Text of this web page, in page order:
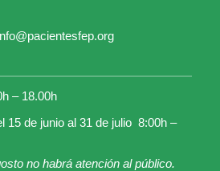
– 18.00h
15 de junio al 31 de julio 8:00h –
no habrá atención al público.